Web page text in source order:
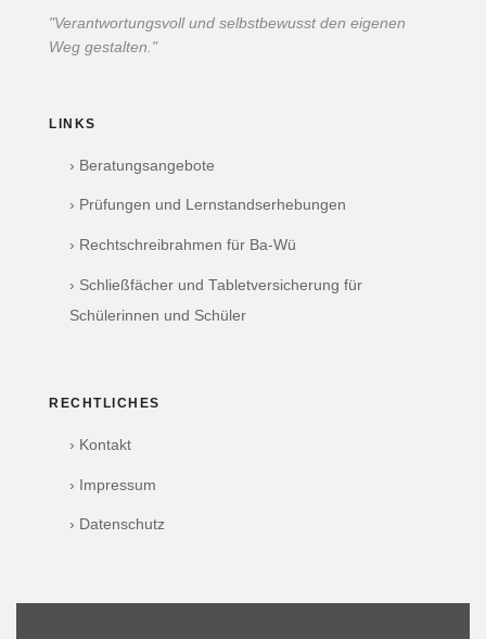
"Verantwortungsvoll und selbstbewusst den eigenen
Weg gestalten."
LINKS
› Beratungsangebote
› Prüfungen und Lernstandserhebungen
› Rechtschreibrahmen für Ba-Wü
› Schließfächer und Tabletversicherung für
Schülerinnen und Schüler
RECHTLICHES
› Kontakt
› Impressum
› Datenschutz